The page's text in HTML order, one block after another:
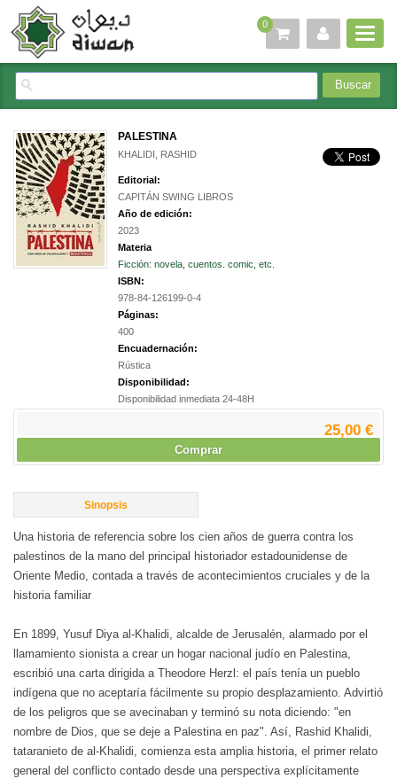
0
PALESTINA
KHALIDI, RASHID
Editorial:
CAPITÁN SWING LIBROS
Año de edición:
2023
Materia
Ficción: novela, cuentos. comic, etc.
ISBN:
978-84-126199-0-4
Páginas:
400
Encuadernación:
Rústica
Disponibilidad:
Disponibilidad inmediata 24-48H
25,00 €
Comprar
Sinopsis
Una historia de referencia sobre los cien años de guerra contra los
palestinos de la mano del principal historiador estadounidense de
Oriente Medio, contada a través de acontecimientos cruciales y de la
historia familiar
En 1899, Yusuf Diya al-Khalidi, alcalde de Jerusalén, alarmado por el
llamamiento sionista a crear un hogar nacional judío en Palestina,
escribió una carta dirigida a Theodore Herzl: el país tenía un pueblo
indígena que no aceptaría fácilmente su propio desplazamiento. Advirtió
de los peligros que se avecinaban y terminó su nota diciendo: "en
nombre de Dios, que se deje a Palestina en paz". Así, Rashid Khalidi,
tataranieto de al-Khalidi, comienza esta amplia historia, el primer relato
general del conflicto contado desde una perspectiva explícitamente